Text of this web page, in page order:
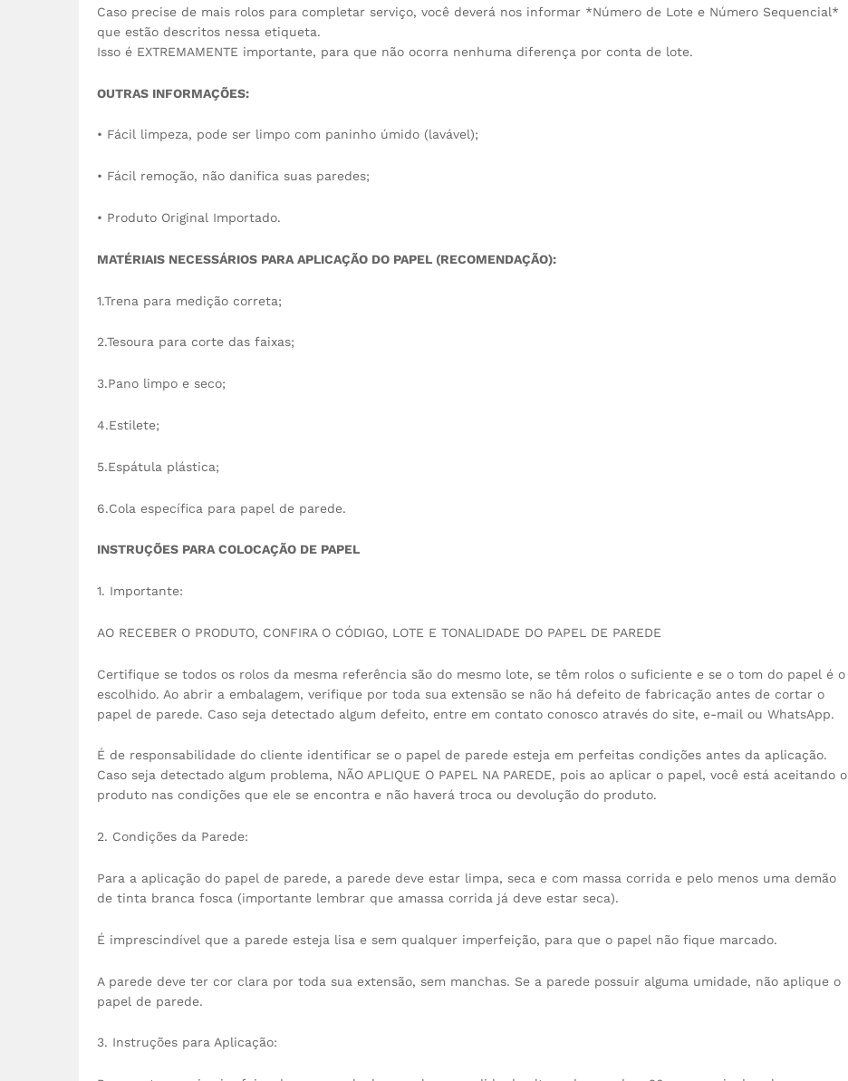
Caso precise de mais rolos para completar serviço, você deverá nos informar *Número de Lote e Número Sequencial*
que estão descritos nessa etiqueta.
Isso é EXTREMAMENTE importante, para que não ocorra nenhuma diferença por conta de lote.
OUTRAS INFORMAÇÕES:
• Fácil limpeza, pode ser limpo com paninho úmido (lavável);
• Fácil remoção, não danifica suas paredes;
• Produto Original Importado.
MATÉRIAIS NECESSÁRIOS PARA APLICAÇÃO DO PAPEL (RECOMENDAÇÃO):
1.Trena para medição correta;
2.Tesoura para corte das faixas;
3.Pano limpo e seco;
4.Estilete;
5.Espátula plástica;
6.Cola específica para papel de parede.
INSTRUÇÕES PARA COLOCAÇÃO DE PAPEL
1. Importante:
AO RECEBER O PRODUTO, CONFIRA O CÓDIGO, LOTE E TONALIDADE DO PAPEL DE PAREDE
Certifique se todos os rolos da mesma referência são do mesmo lote, se têm rolos o suficiente e se o tom do papel é o
escolhido. Ao abrir a embalagem, verifique por toda sua extensão se não há defeito de fabricação antes de cortar o
papel de parede. Caso seja detectado algum defeito, entre em contato conosco através do site, e-mail ou WhatsApp.
É de responsabilidade do cliente identificar se o papel de parede esteja em perfeitas condições antes da aplicação.
Caso seja detectado algum problema, NÃO APLIQUE O PAPEL NA PAREDE, pois ao aplicar o papel, você está aceitando o
produto nas condições que ele se encontra e não haverá troca ou devolução do produto.
2. Condições da Parede:
Para a aplicação do papel de parede, a parede deve estar limpa, seca e com massa corrida e pelo menos uma demão
de tinta branca fosca (importante lembrar que amassa corrida já deve estar seca).
É imprescindível que a parede esteja lisa e sem qualquer imperfeição, para que o papel não fique marcado.
A parede deve ter cor clara por toda sua extensão, sem manchas. Se a parede possuir alguma umidade, não aplique o
papel de parede.
3. Instruções para Aplicação: